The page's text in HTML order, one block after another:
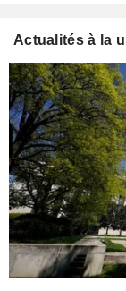
Actualités à la